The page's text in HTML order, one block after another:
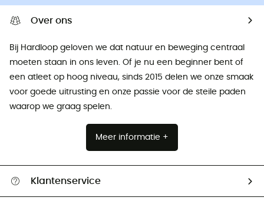
Over ons
Bij Hardloop geloven we dat natuur en beweging centraal
moeten staan ​​in ons leven. Of je nu een beginner bent of
een atleet op hoog niveau, sinds 2015 delen we onze smaak
voor goede uitrusting en onze passie voor de steile paden
waarop we graag spelen.
Meer informatie +
Klantenservice